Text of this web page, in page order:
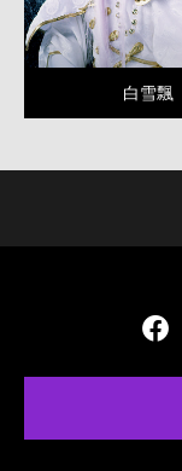
白雪飄